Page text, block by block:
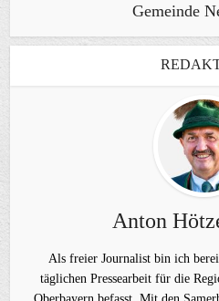
Gemeinde
Anton
Als freier Journalist bin ich
täglichen Pressearbeit für die